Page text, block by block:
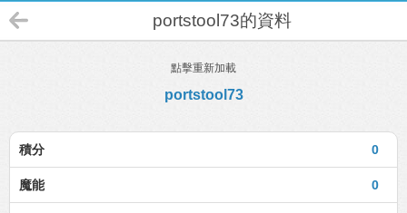
portstool73的資料
點擊重新加載
portstool73
0
積分
0
魔能